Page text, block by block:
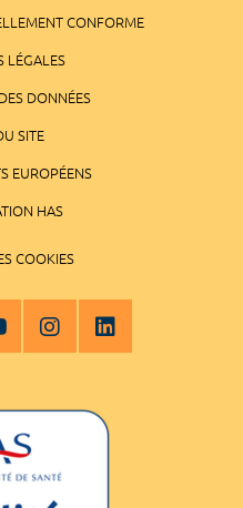
CONFORME
LÉGALES
DONNÉES
SITE
EUROPÉENS
HAS
COOKIES